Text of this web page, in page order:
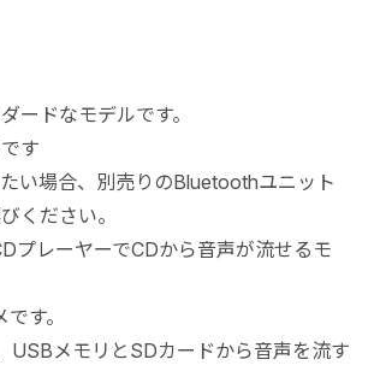
ードなモデルです。
す
い場合、別売りのBluetoothユニット
ください。
プレーヤーでCDから音声が流せるモ
す。
USBメモリとSDカードから音声を流す